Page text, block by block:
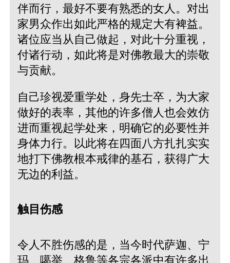
伴而行，最好不要有熟悉的女人。对出
家男众作出如此严格的规定大有裨益。
诸位应当从自己做起，对此十分重视，
付诸行动，如此将是对佛教最大的崇敬
与贡献。
自己珍视爱重学处，身先士卒，为大家
做好的表率，其他的许多僧人也会效仿
进而重视起学处来，明确它的必要性并
身体力行。以此将在四面八方扎扎实实
地打下佛教根本戒律的基石，获得广大
无边的利益。
触目伤感
令人不胜伤感的是，当今时代萨迦、宁
玛、噶举、格鲁等各宗各派中有许多出